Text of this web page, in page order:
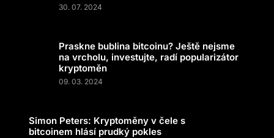
30. 07. 2024
Praskne bublina bitcoinu? Ještě nejsme
na vrcholu, investujte, radí popularizátor
kryptoměn
09. 03. 2024
Simon Peters: Kryptoměny v čele s
bitcoinem hlásí prudký pokles